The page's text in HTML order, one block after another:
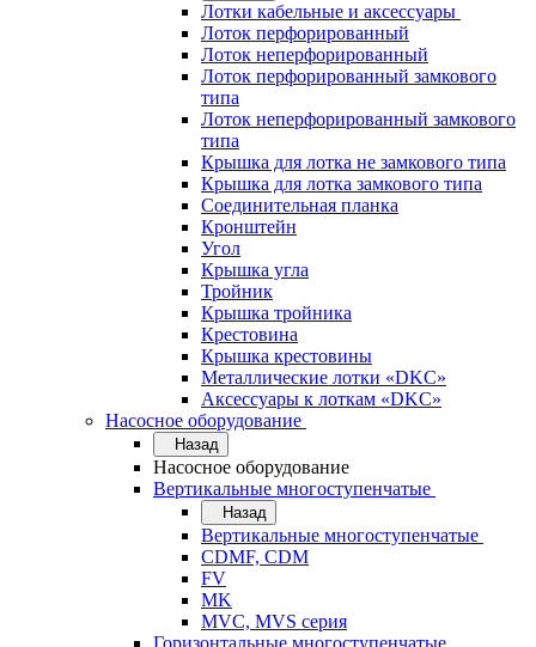
Лотки кабельные и аксессуары
Лоток перфорированный
Лоток неперфорированный
Лоток перфорированный замкового
типа
Лоток неперфорированный замкового
типа
Крышка для лотка не замкового типа
Крышка для лотка замкового типа
Соединительная планка
Кронштейн
Угол
Крышка угла
Тройник
Крышка тройника
Крестовина
Крышка крестовины
Металлические лотки «DKC»
Аксессуары к лоткам «DKC»
Насосное оборудование
Назад
Насосное оборудование
Вертикальные многоступенчатые
Назад
Вертикальные многоступенчатые
CDMF, CDM
FV
MK
MVC, MVS серия
Горизонтальные многоступенчатые